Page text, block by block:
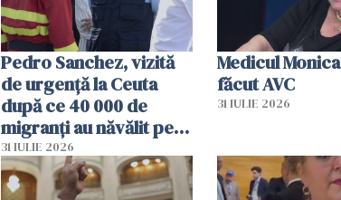
Pedro Sanchez, vizită
de urgență la Ceuta
după ce 40 000 de
migranți au năvălit pe
teritoriul spaniol: „Vom
mobiliza toate
resursele"
31 IULIE 2026
Medicul
făcut AVC
31 IULIE 2026